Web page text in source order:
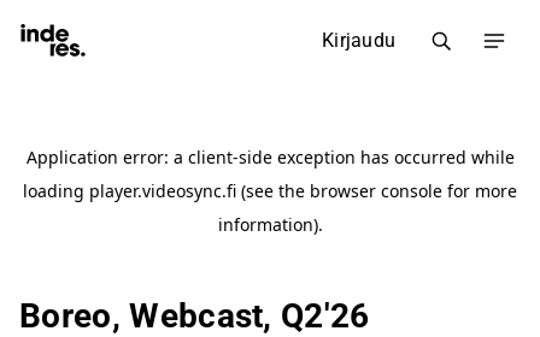
Kirjaudu
Boreo, Webcast, Q2'26